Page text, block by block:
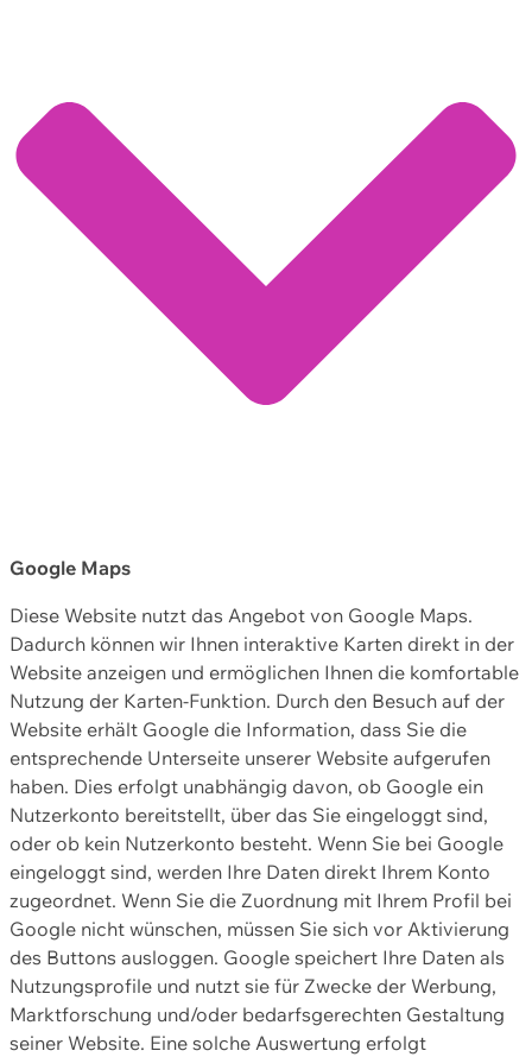
Google Maps
Diese Website nutzt das Angebot von Google Maps.
Dadurch können wir Ihnen interaktive Karten direkt in der
Website anzeigen und ermöglichen Ihnen die komfortable
Nutzung der Karten-Funktion. Durch den Besuch auf der
Website erhält Google die Information, dass Sie die
entsprechende Unterseite unserer Website aufgerufen
haben. Dies erfolgt unabhängig davon, ob Google ein
Nutzerkonto bereitstellt, über das Sie eingeloggt sind,
oder ob kein Nutzerkonto besteht. Wenn Sie bei Google
eingeloggt sind, werden Ihre Daten direkt Ihrem Konto
zugeordnet. Wenn Sie die Zuordnung mit Ihrem Profil bei
Google nicht wünschen, müssen Sie sich vor Aktivierung
des Buttons ausloggen. Google speichert Ihre Daten als
Nutzungsprofile und nutzt sie für Zwecke der Werbung,
Marktforschung und/oder bedarfsgerechten Gestaltung
seiner Website. Eine solche Auswertung erfolgt